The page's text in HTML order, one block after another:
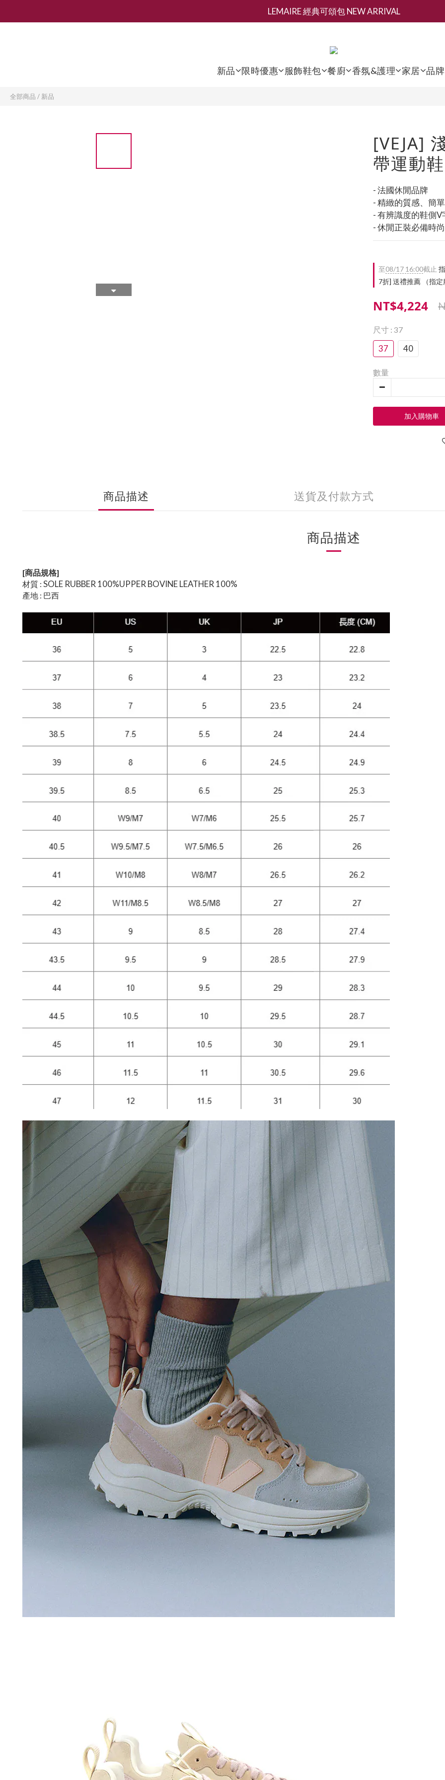
新會員募集現領抵用千元購物金
LEMAIRE 經典可頌包 NEW ARRIVAL
新會員募集現領抵用千元購物金
新品 限時優惠 服飾鞋包 餐廚 香氛&護理 家居 品牌
全部商品 / 新品
[VEJA]
帶運動鞋
- 法國休閒品牌
- 精緻的質感、簡
- 有辨識度的鞋側
- 休閒正裝必備時
至08/17 16:00截止
7折] 送禮推薦 （指
NT$4,224
尺寸 : 37
37 40
數量
加入購物車
商品描述 送貨及付款方式
商品描述
[商品規格]
材質 : SOLE RUBBER 100%UPPER BOVINE LEATHER 100%
產地 : 巴西